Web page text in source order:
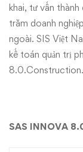
phần
mềm
kế
khai, tư vấn
trăm doanh
ngoài. SIS Việt
kế toán quản trị
8.0.Construction.
SAS INNOVA